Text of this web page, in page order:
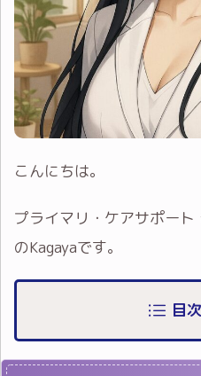
こんにちは。
プライマリ・ケアサポー
のKagayaです。
目次